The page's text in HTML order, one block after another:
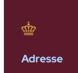
Adresse